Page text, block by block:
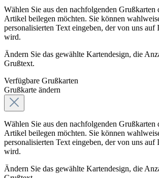
Wählen Sie aus den nachfolgenden Grußkarten
Artikel beilegen möchten. Sie können
personalisierten Text eingeben, der von uns auf
wird.
Ändern Sie das gewählte Kartendesign, die
Grußtext.
Verfügbare Grußkarten
Grußkarte ändern
Wählen Sie aus den nachfolgenden Grußkarten
Artikel beilegen möchten. Sie können
personalisierten Text eingeben, der von uns auf
wird.
Ändern Sie das gewählte Kartendesign, die